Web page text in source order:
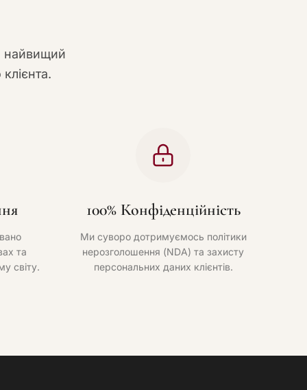
найвищий
та
світу.
100% Конфіденційність
Ми суворо дотримуємось політики
нерозголошення (NDA) та захисту
персональних даних клієнтів.